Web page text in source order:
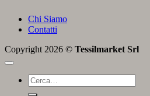
Chi Siamo
Contatti
Copyright 2026 © Tessilmarket Srl
Cerca: